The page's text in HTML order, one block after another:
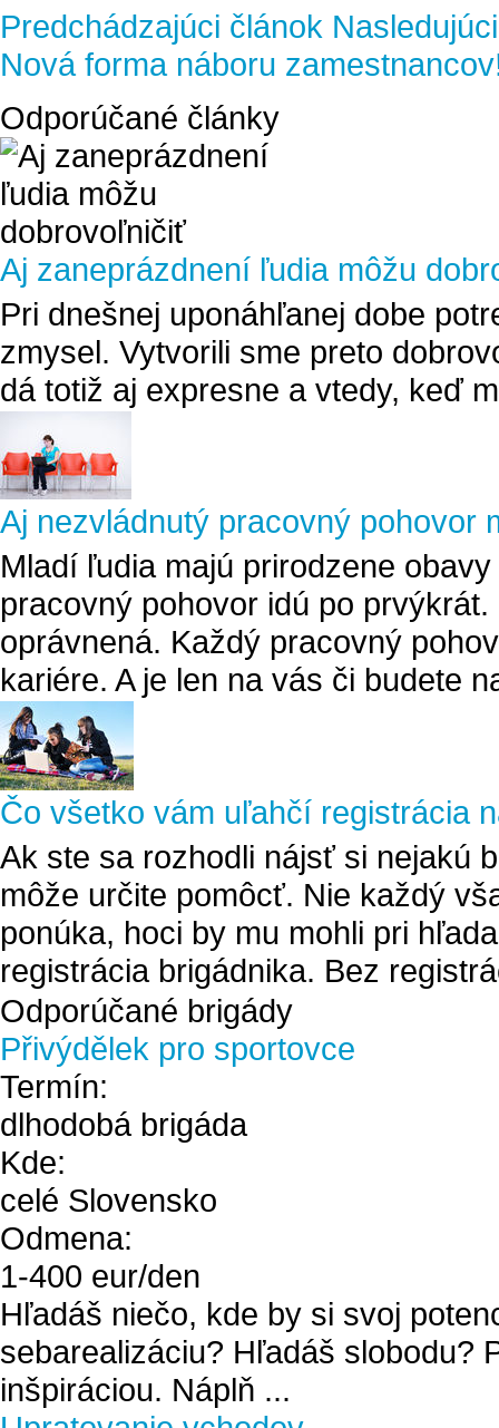
Predchádzajúci článok
Nová forma náboru
Odporúčané články
Aj zaneprázdnení ľudia môžu
Pri dnešnej uponáhľanej dobe
zmysel. Vytvorili sme preto
dá totiž aj expresne a vtedy, keď
Aj nezvládnutý pracovný pohovor
Mladí ľudia majú prirodzene
pracovný pohovor idú po
oprávnená. Každý pracovný
kariére. A je len na vás či budete
Čo všetko vám uľahčí registrácia
Ak ste sa rozhodli nájsť si nejakú
môže určite pomôcť. Nie každý
ponúka, hoci by mu mohli pri
registrácia brigádnika. Bez
Odporúčané brigády
Přivýdělek pro sportovce
Termín:
dlhodobá brigáda
Kde:
celé Slovensko
Odmena:
1-400 eur/den
Hľadáš niečo, kde by si svoj
sebarealizáciu? Hľadáš slobodu?
inšpiráciou. Náplň ...